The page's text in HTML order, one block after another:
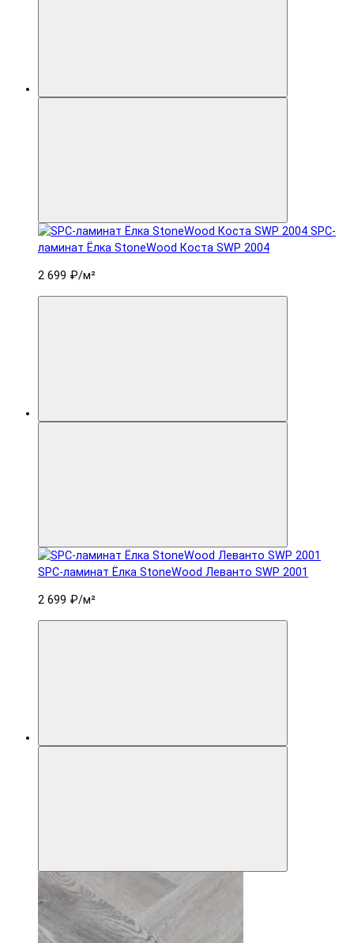
SPC-
ламинат Ëлка StoneWood Коста SWP 2004
2 699 ₽/м²
SPC-ламинат Ëлка StoneWood Леванто SWP 2001
2 699 ₽/м²